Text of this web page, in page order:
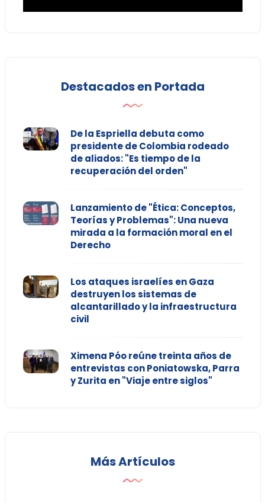
Destacados en Portada
De la Espriella debuta como
presidente de Colombia rodeado
de aliados: "Es tiempo de la
recuperación del orden"
Lanzamiento de "Ética: Conceptos,
Teorías y Problemas": Una nueva
mirada a la formación moral en el
Derecho
Los ataques israelíes en Gaza
destruyen los sistemas de
alcantarillado y la infraestructura
civil
Ximena Póo reúne treinta años de
entrevistas con Poniatowska, Parra
y Zurita en "Viaje entre siglos"
Más Artículos